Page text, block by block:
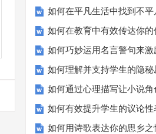
如何在平凡生活中找到不平
如何在教育中有效传达你的
如何巧妙运用名言警句来激
如何理解并支持学生的隐秘
如何通过心理描写让小说角
如何有效提升学生的议论
如何用诗歌表达你的思乡